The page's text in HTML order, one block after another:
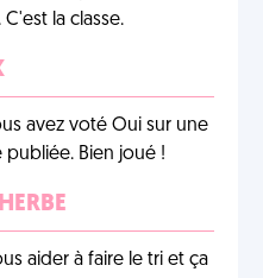
la classe.
avez voté Oui sur une
Bien joué !
aider à faire le tri et ça